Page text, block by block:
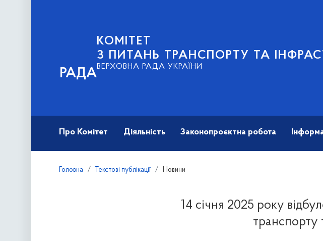
РАДА
КОМІТЕТ
З ПИТАНЬ ТРАНСПОРТУ ТА
ВЕРХОВНА РАДА УКРАЇНИ
Про Комітет Діяльність Законопроєктна робота
Головна Текстові публікації Новини
14 січня 2025 року
транспорту